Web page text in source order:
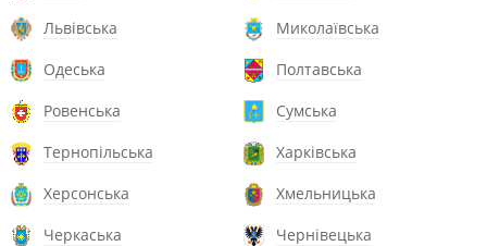
Львівська
Миколаївська
Одеська
Полтавська
Ровенська
Сумська
Тернопільська
Харківська
Херсонська
Хмельницька
Черкаська
Чернівецька